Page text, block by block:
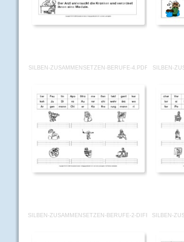
SILBEN-ZUSAMMENSETZEN-BERUFE-4.PDF SILBEN-
SILBEN-ZUSAMMENSETZEN-BERUFE-2- SILBEN-